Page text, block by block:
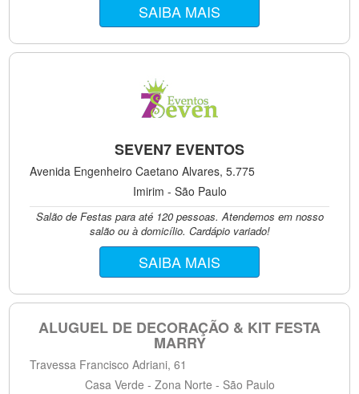
SAIBA MAIS
SEVEN7 EVENTOS
Avenida Engenheiro Caetano Alvares, 5.775
Imirim - São Paulo
Salão de Festas para até 120 pessoas. Atendemos em nosso
salão ou à domicílio. Cardápio variado!
SAIBA MAIS
ALUGUEL DE DECORAÇÃO & KIT FESTA
MARRY
Travessa Francisco Adriani, 61
Casa Verde - Zona Norte - São Paulo